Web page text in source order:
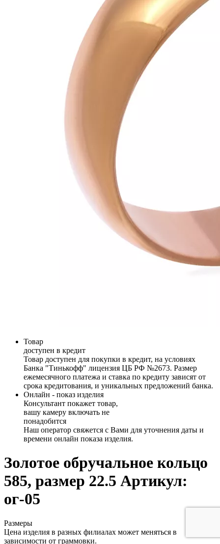
Товар
доступен в кредит
Товар доступен для покупки в кредит, на условиях
Банка "Тинькофф" лицензия ЦБ РФ №2673. Размер
ежемесячного платежа и ставка по кредиту зависят от
срока кредитования, и уникальных предложений банка.
Онлайн - показ изделия
Консультант покажет товар,
вашу камеру включать не
понадобится
Наш оператор свяжется с Вами для уточнения даты и
времени онлайн показа изделия.
Золотое обручальное кольцо
585, размер 22.5 Артикул:
ог-05
Размеры
Цена изделия в разных филиалах может меняться в
зависимости от граммовки.